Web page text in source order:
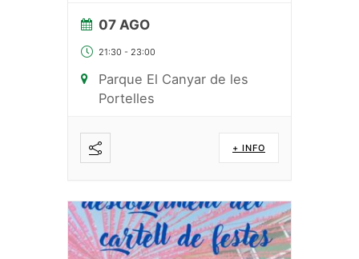
07 AGO
21:30 - 23:00
Parque El Canyar de les
Portelles
+ INFO